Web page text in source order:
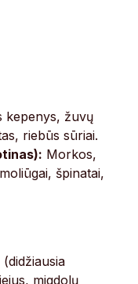
kepenys, žuvų
riebūs sūriai.
Morkos,
špinatai,
(didžiausia
migdolų